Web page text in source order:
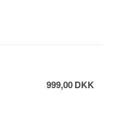
999,00DKK